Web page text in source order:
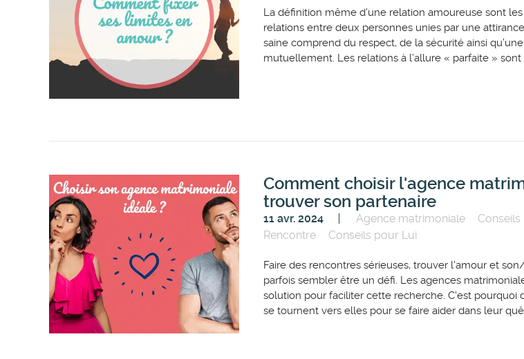
La définition même d’une relation amoureuse sont
relations entre deux personnes unies par une
saine comprend du respect, de la sécurité ainsi
mutuellement. Les relations à l’allure « parfaite » sont
Comment choisir l'agence
trouver son partenaire
11 avr. 2024 Agence matrimoniale
Rencontre
Conseils pour Lui
Faire des rencontres sérieuses, trouver l'amour et
parfois sembler être un défi. Les agences
solution pour faciliter cette recherche. C'est pourquoi
se tournent vers elles pour se faire aider dans leur